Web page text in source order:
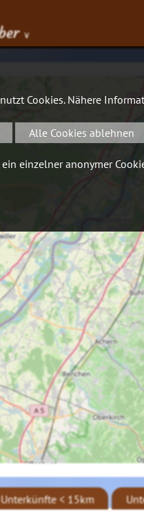
∨
Unterkünfte < 15km
Cookies. Nähere
Alle Cookies ablehnen
einzelner anonymer